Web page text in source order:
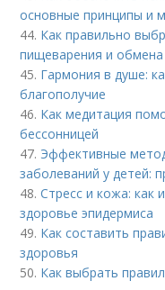
основные принципы и
44. Как правильно
пищеварения и
45. Гармония в душе:
благополучие
46. Как медитация
бессонницей
47. Эффективные
заболеваний у детей:
48.Стресс и кожа: как
здоровье эпидермиса
49. Как составить
здоровья
50. Как выбрать